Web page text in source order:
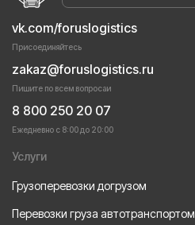
vk.com/foruslogistics
Присоединяйтесь
zakaz@foruslogistics.ru
Пишите по всем вопросаи
8 800 250 20 07
Ежедневно с 8:00 до 20:00
Услуги
Грузоперевозки догрузом
Перевозки груза автотранспортом